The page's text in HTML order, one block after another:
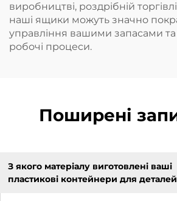
виробництві, роздрібній
наші ящики можуть значно
управління вашими запасами та
робочі процеси.
Поширені
З якого матеріалу виготовлені ваші
пластикові контейнери для